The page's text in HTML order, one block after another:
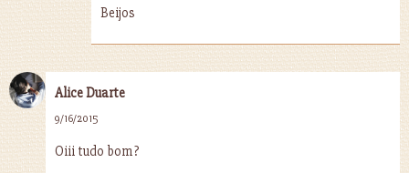
Beijos
Alice Duarte
9/16/2015
Oiii tudo bom?